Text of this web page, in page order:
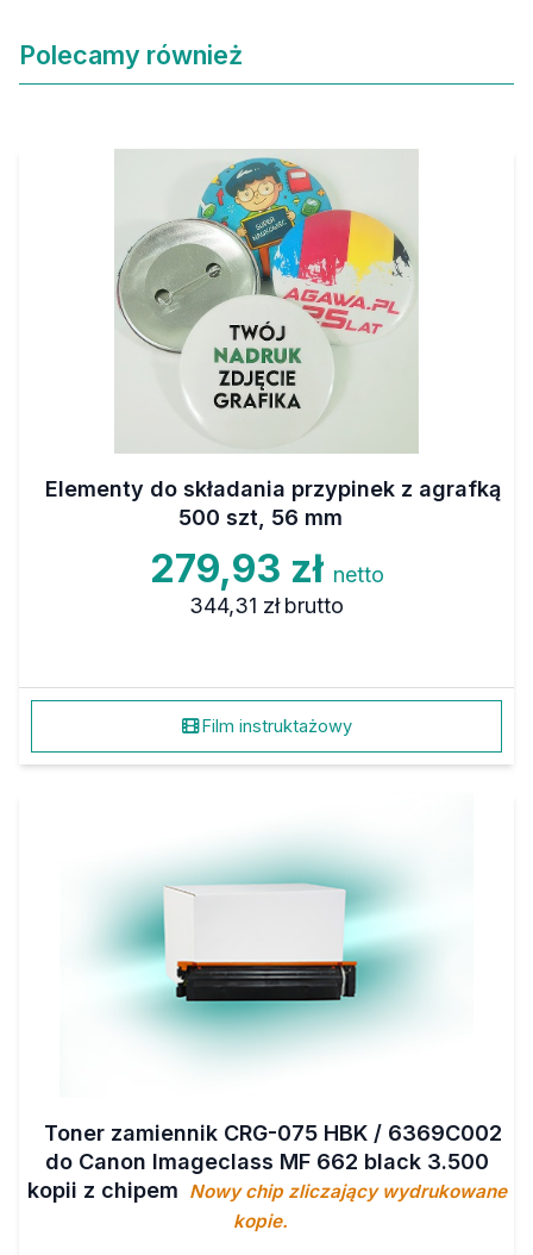
Polecamy również
Elementy do składania przypinek z agrafką
500 szt, 56 mm
279,93 zł netto
344,31 zł brutto
Film instruktażowy
Toner zamiennik CRG-075 HBK / 6369C002
do Canon Imageclass MF 662 black 3.500
kopii z chipem Nowy chip zliczający wydrukowane
kopie.